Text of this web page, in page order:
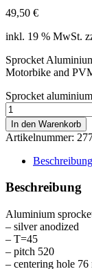
49,50 €
inkl. 19 % MwSt.
Sprocket
Motorbike and
Sprocket
In den Warenkorb
Artikelnummer:
Beschreibung
Beschreibung
Aluminium
– silver anodized
– T=45
– pitch 520
– centering hole 76